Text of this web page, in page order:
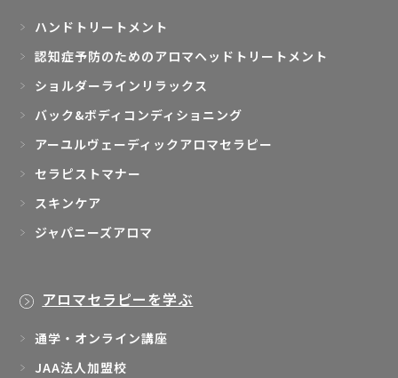
ハンドトリートメント
認知症予防のためのアロマヘッドトリートメント
ショルダーラインリラックス
バック&ボディコンディショニング
アーユルヴェーディックアロマセラピー
セラピストマナー
スキンケア
ジャパニーズアロマ
アロマセラピーを学ぶ
通学・オンライン講座
JAA法人加盟校